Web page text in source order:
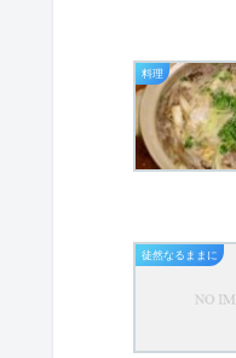
料理
徒然なるままに